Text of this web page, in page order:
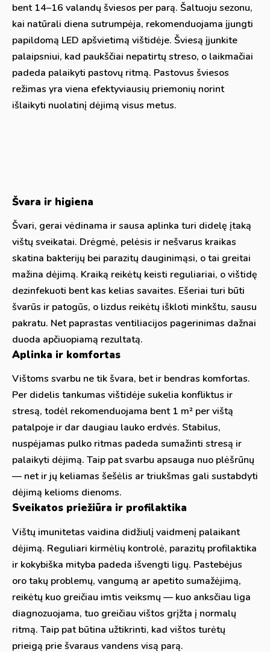
bent 14–16 valandų šviesos per parą. Šaltuoju sezonu,
kai natūrali diena sutrumpėja, rekomenduojama įjungti
papildomą LED apšvietimą vištidėje. Šviesą įjunkite
palaipsniui, kad paukščiai nepatirtų streso, o laikmačiai
padeda palaikyti pastovų ritmą. Pastovus šviesos
režimas yra viena efektyviausių priemonių norint
išlaikyti nuolatinį dėjimą visus metus.
Švara ir higiena
Švari, gerai vėdinama ir sausa aplinka turi didelę įtaką
vištų sveikatai. Drėgmė, pelėsis ir nešvarus kraikas
skatina bakterijų bei parazitų dauginimąsi, o tai greitai
mažina dėjimą. Kraiką reikėtų keisti reguliariai, o vištidę
dezinfekuoti bent kas kelias savaites. Ešeriai turi būti
švarūs ir patogūs, o lizdus reikėtų iškloti minkštu, sausu
pakratu. Net paprastas ventiliacijos pagerinimas dažnai
duoda apčiuopiamą rezultatą.
Aplinka ir komfortas
Vištoms svarbu ne tik švara, bet ir bendras komfortas.
Per didelis tankumas vištidėje sukelia konfliktus ir
stresą, todėl rekomenduojama bent 1 m² per vištą
patalpoje ir dar daugiau lauko erdvės. Stabilus,
nuspėjamas pulko ritmas padeda sumažinti stresą ir
palaikyti dėjimą. Taip pat svarbu apsauga nuo plėšrūnų
— net ir jų keliamas šešėlis ar triukšmas gali sustabdyti
dėjimą kelioms dienoms.
Sveikatos priežiūra ir profilaktika
Vištų imunitetas vaidina didžiulį vaidmenį palaikant
dėjimą. Reguliari kirmėlių kontrolė, parazitų profilaktika
ir kokybiška mityba padeda išvengti ligų. Pastebėjus
oro takų problemų, vangumą ar apetito sumažėjimą,
reikėtų kuo greičiau imtis veiksmų — kuo anksčiau liga
diagnozuojama, tuo greičiau vištos grįžta į normalų
ritmą. Taip pat būtina užtikrinti, kad vištos turėtų
prieigą prie švaraus vandens visą parą.